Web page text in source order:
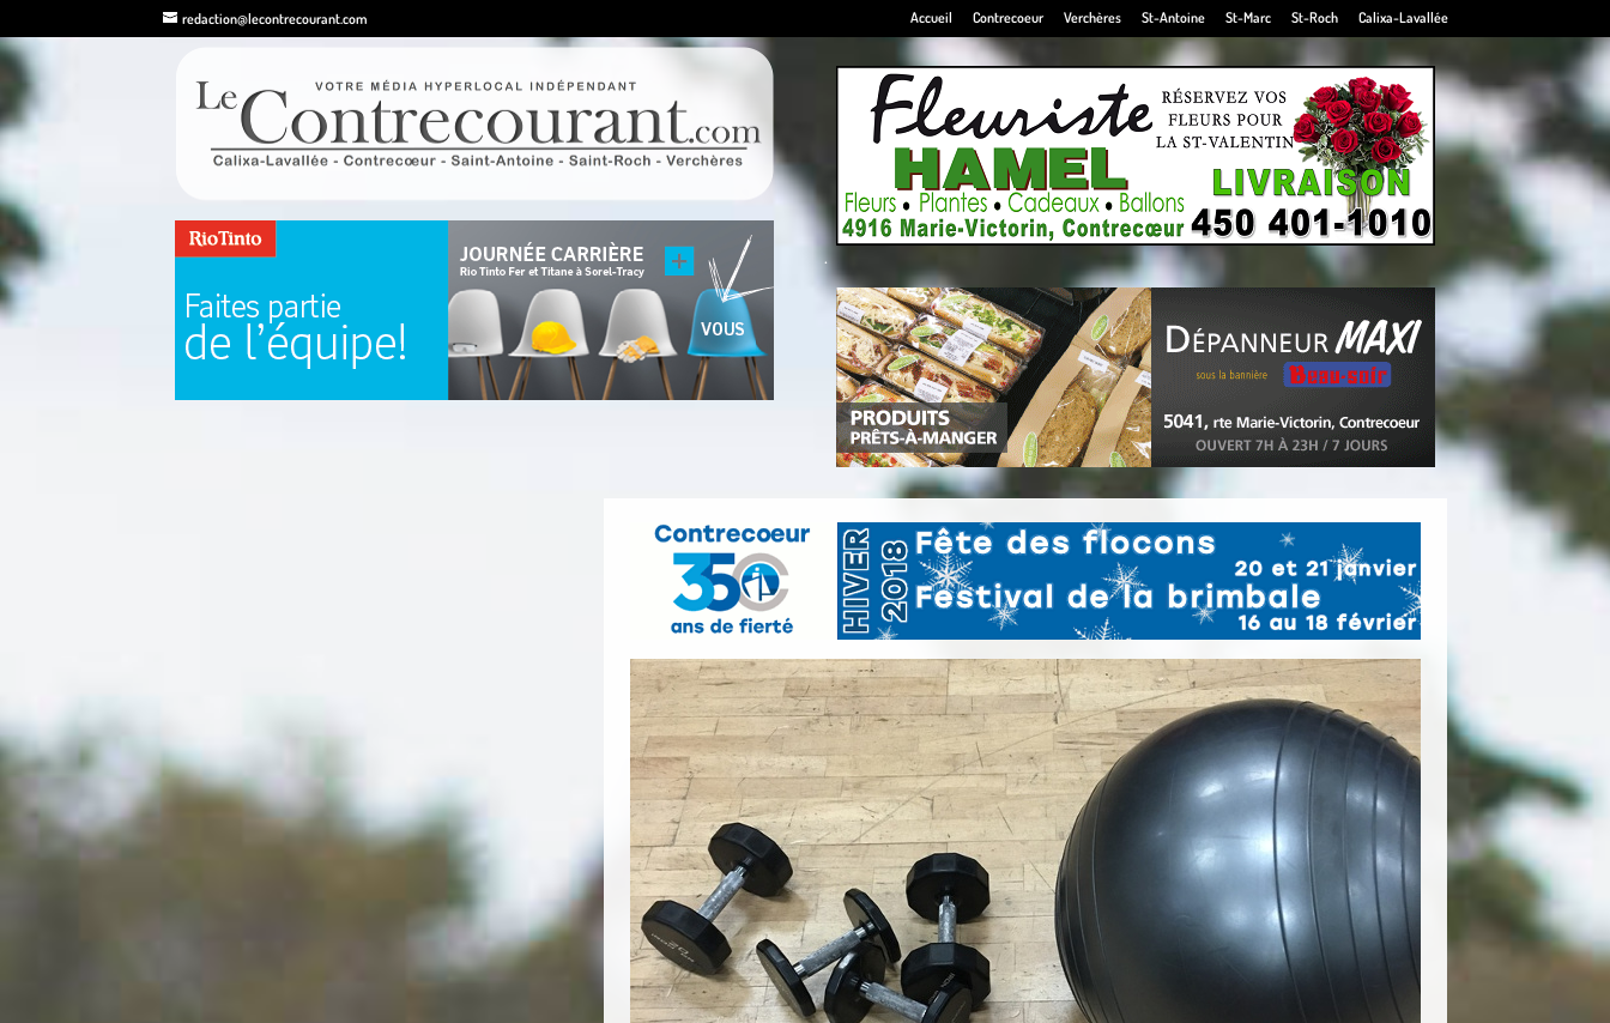
redaction@lecontrecourant.com Accueil Contrecoeur Verchères St-Antoine St-Marc St-Roch Calixa-Lavallée
.